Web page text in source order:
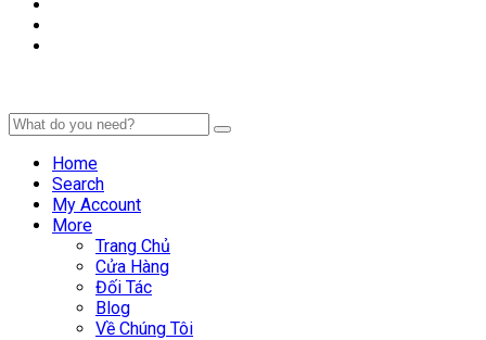
Home
Search
My Account
More
Trang Chủ
Cửa Hàng
Đối Tác
Blog
Về Chúng Tôi